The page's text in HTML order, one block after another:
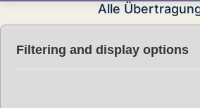
Alle
Filtering and display options